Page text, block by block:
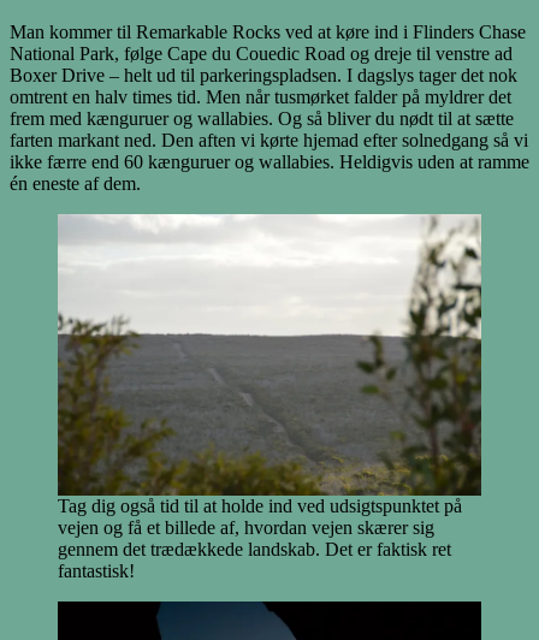
Man kommer til Remarkable Rocks ved at køre ind i Flinders Chase
National Park, følge Cape du Couedic Road og dreje til venstre ad
Boxer Drive – helt ud til parkeringspladsen. I dagslys tager det nok
omtrent en halv times tid. Men når tusmørket falder på myldrer det
frem med kænguruer og wallabies. Og så bliver du nødt til at sætte
farten markant ned. Den aften vi kørte hjemad efter solnedgang så vi
ikke færre end 60 kænguruer og wallabies. Heldigvis uden at ramme
én eneste af dem.
Tag dig også tid til at holde ind ved udsigtspunktet på
vejen og få et billede af, hvordan vejen skærer sig
gennem det trædækkede landskab. Det er faktisk ret
fantastisk!